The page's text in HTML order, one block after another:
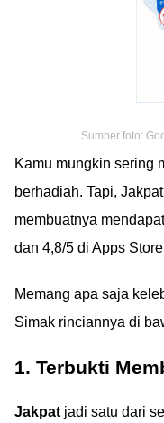
Sumber foto:
Kamu mungkin sering
berhadiah. Tapi,
membuatnya
dan 4,8/5 di Apps
Memang apa saja
Simak rinciannya di
1. Terbukti
Jakpat jadi satu dari